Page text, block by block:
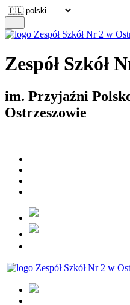
Zespół Szkół
im. Przyjaźni
Ostrzeszowie